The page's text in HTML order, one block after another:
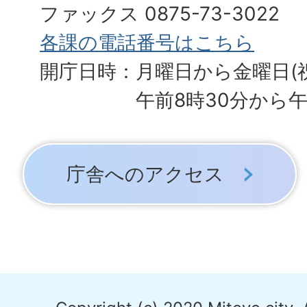
ファックス 0875-73-3022
各課の電話番号はこちら
開庁日時：月曜日から金曜日(
午前8時30分から
庁舎へのアクセス